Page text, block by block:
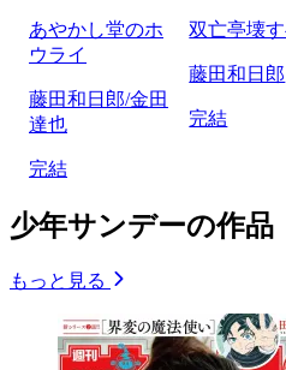
あやかし堂のホ
ウライ
藤田和日郎/金田
達也
完結
双亡亭壊
藤田和日郎
完結
少年サンデーの作品
もっと見る